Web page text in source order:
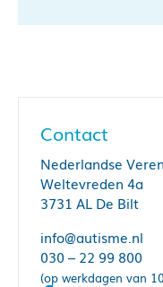
Contact
Nederlandse
Weltevreden 4a
3731 AL De Bilt
info@autisme.nl
030 – 22 99 800
(op werkdagen van